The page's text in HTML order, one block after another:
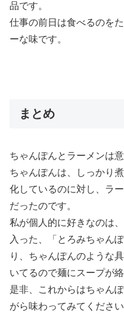
品です。
仕事の前日は食べるのを
ーな味です。
まとめ
ちゃんぽんとラーメンは
ちゃんぽんは、しっかり
化しているのに対し、ラ
だったのです。
私が個人的に好きなのは
入った、「とろみちゃん
り、ちゃんぽんのような
いてるので麺にスープが
是非、これからはちゃん
がら味わってみてください